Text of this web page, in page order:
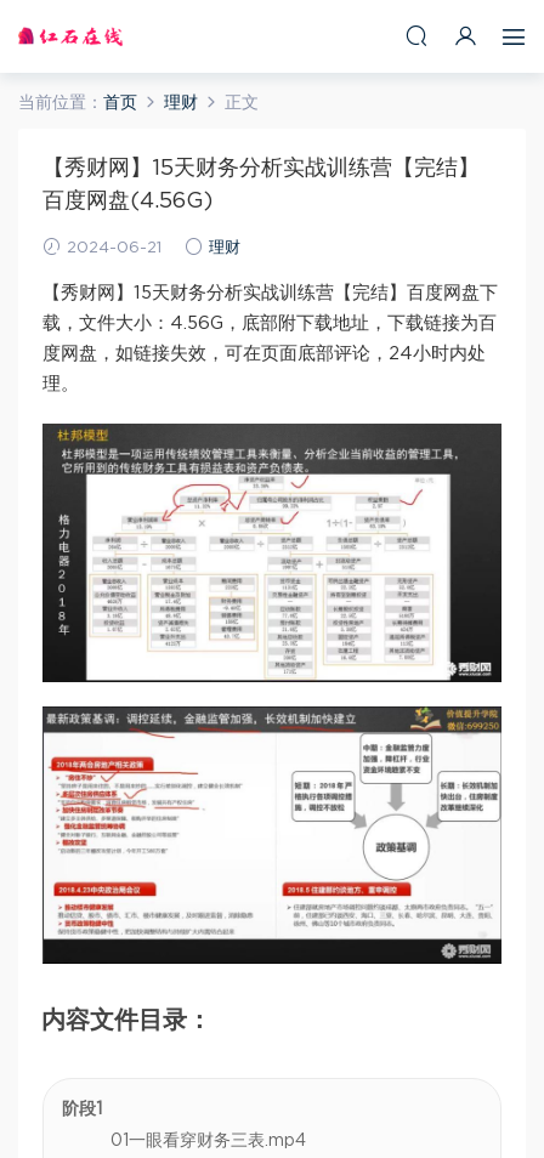
当前位置： 首页 理财 正文
【秀财网】15天财务分析实战训练营【完结】
百度网盘(4.56G)
2024-06-21 理财
【秀财网】15天财务分析实战训练营【完结】百度网盘下
载，文件大小：4.56G，底部附下载地址，下载链接为百
度网盘，如链接失效，可在页面底部评论，24小时内处
理。
内容文件目录：
阶段1
01一眼看穿财务三表.mp4